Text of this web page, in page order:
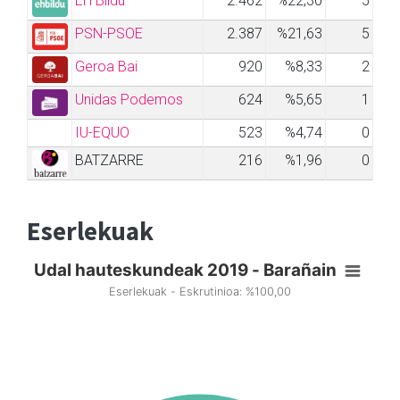
PSN-PSOE
2.387 %21,63
5
Geroa Bai
920 %8,33
2
Unidas Podemos
624 %5,65
1
IU-EQUO
523 %4,74
0
BATZARRE
216 %1,96 0
Eserlekuak
Udal hauteskundeak 2019 - Barañain
Eserlekuak - Eskrutinioa: %100,00